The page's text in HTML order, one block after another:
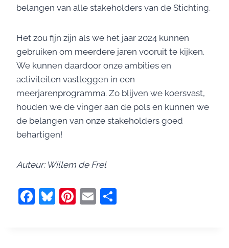
belangen van alle stakeholders van de Stichting.
Het zou fijn zijn als we het jaar 2024 kunnen
gebruiken om meerdere jaren vooruit te kijken.
We kunnen daardoor onze ambities en
activiteiten vastleggen in een
meerjarenprogramma. Zo blijven we koersvast,
houden we de vinger aan de pols en kunnen we
de belangen van onze stakeholders goed
behartigen!
Auteur: Willem de Frel
F
Bl Pi E